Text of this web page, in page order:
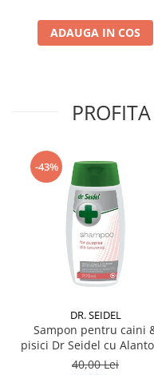
ADAUGA IN COS
-43%
DR. SEIDEL
Sampon pentru caini
pisici Dr Seidel cu
220 ml
40,00 Lei